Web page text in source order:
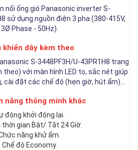
nối ống gió Panasonic inverter S-
sử dụng nguồn điện 3 pha (380-415V,
3Ø Phase - 50Hz).
khiển dây kèm theo
S-3448PF3H/U-43PR1H8 trang
theo) với màn hình LED to, sắc nét giúp
cài đặt các chế độ (hẹn giờ, hút ẩm)...
năng thông minh khác
động khởi động lại.
thời gian Bật/ Tắt 24 Giờ.
năng khử ẩm.
Chế độ Economy.